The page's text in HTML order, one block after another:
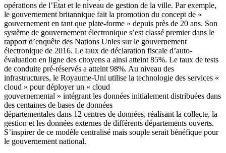
opérations de l’Etat et le niveau de gestion de la ville. Par exemple,
le gouvernement britannique fait la promotion du concept de «
gouvernement en tant que plate-forme » depuis près de 20 ans. Son
système de gouvernement électronique s’est classé premier dans le
rapport d’enquête des Nations Unies sur le gouvernement
électronique de 2016. Le taux de déclaration fiscale d’auto-
évaluation en ligne des citoyens a ainsi atteint 85%. Le taux de tests
de conduite pré-réservés a atteint 98%. Au niveau des
infrastructures, le Royaume-Uni utilise la technologie des services «
cloud » pour déployer un « cloud
gouvernemental » intégrant les données initialement distribuées dans
des centaines de bases de données
départementales dans 12 centres de données, réalisant la collecte, la
gestion et les données externes de différents départements ouverts.
S’inspirer de ce modèle centralisé mais souple serait bénéfique pour
le gouvernement national.